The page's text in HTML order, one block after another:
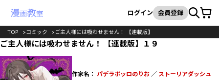
検索
ログイン 会員登録カート
TOP コミック ご主人様には吸わせません！ 【連載版】
ご主人様には吸わせません！ 【連載版】１９
作家名： パデラポッロのりお／ ストーリアダッシュ